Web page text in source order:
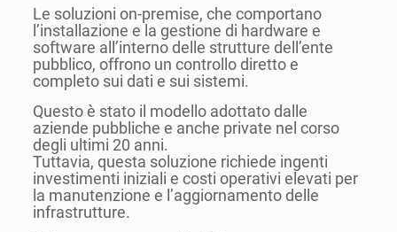
Le soluzioni on-premise, che comportano
l’installazione e la gestione di hardware e
software all’interno delle strutture dell’ente
pubblico, offrono un controllo diretto e
completo sui dati e sui sistemi.
Questo è stato il modello adottato dalle
aziende pubbliche e anche private nel corso
degli ultimi 20 anni.
Tuttavia, questa soluzione richiede ingenti
investimenti iniziali e costi operativi elevati per
la manutenzione e l’aggiornamento delle
infrastrutture.